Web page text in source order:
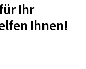
Ihr
Ihnen!